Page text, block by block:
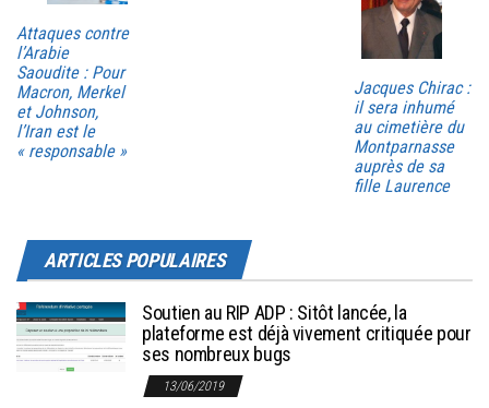
Attaques contre
l’Arabie
Saoudite : Pour
Macron, Merkel
et Johnson,
l’Iran est le
« responsable »
Jacques Chirac :
il sera inhumé
au cimetière du
Montparnasse
auprès de sa
fille Laurence
ARTICLES POPULAIRES
Soutien au RIP ADP : Sitôt lancée, la
plateforme est déjà vivement critiquée pour
ses nombreux bugs
13/06/2019